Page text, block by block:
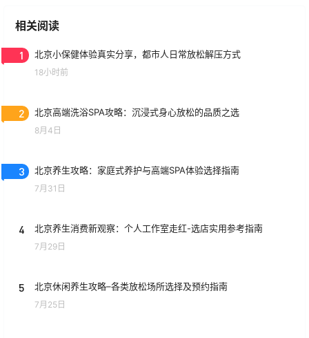
相关阅读
1 北京小保健体验真实分享，都市人日常放松解压方式
18小时前
2 北京高端洗浴SPA攻略：沉浸式身心放松的品质之选
8月4日
3 北京养生攻略：家庭式养护与高端SPA体验选择指南
7月31日
4 北京养生消费新观察：个人工作室走红-选店实用参考指南
7月29日
5 北京休闲养生攻略–各类放松场所选择及预约指南
7月25日